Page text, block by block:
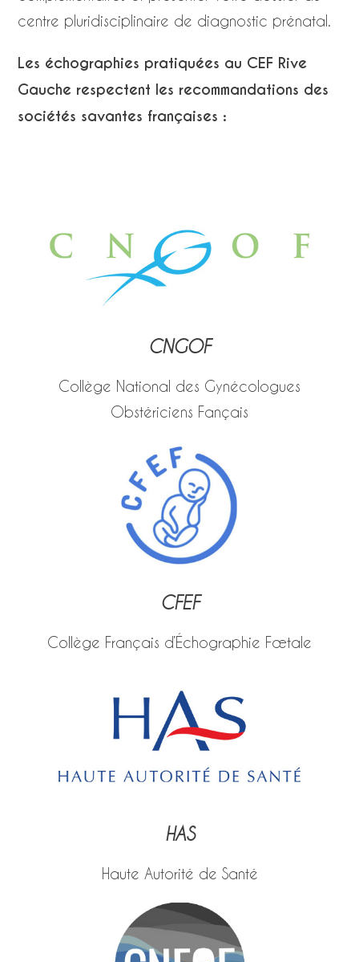
centre pluridisciplinaire de diagnostic prénatal.
Les échographies pratiquées au CEF Rive
Gauche respectent les recommandations des
sociétés savantes françaises :
CNGOF
Collège National des Gynécologues
Obstériciens Fançais
CFEF
Collège Français d’Échographie Fœtale
HAS
Haute Autorité de Santé